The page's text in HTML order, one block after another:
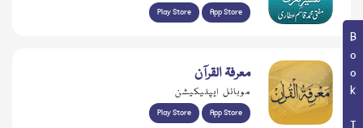
Play Store App Store
معرفۃ القرآن
موبائل ایپلیکیشن
Play Store App Store